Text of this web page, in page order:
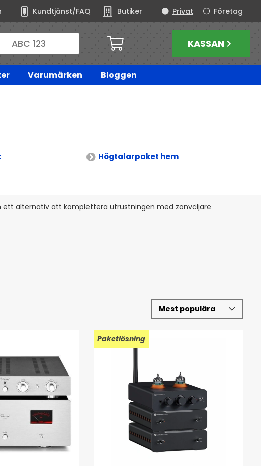
Kundtjänst/FAQ Butiker Företag
Privat
KASSAN
Varumärken
Bloggen
Högtalarpaket hem
ett alternativ att komplettera utrustningen med zonväljare
Paketlösning